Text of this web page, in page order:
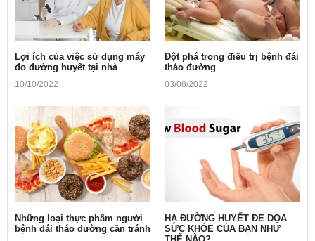
Lợi ích của việc sử dụng máy
đo đường huyết tại nhà
10/10/2022
Ðột phá trong điều trị bệnh đái
tháo đường
03/08/2022
Những loại thực phẩm người
bệnh đái tháo đường cần tránh
HẠ ĐƯỜNG HUYẾT ĐE DỌA
SỨC KHỎE CỦA BẠN NHƯ